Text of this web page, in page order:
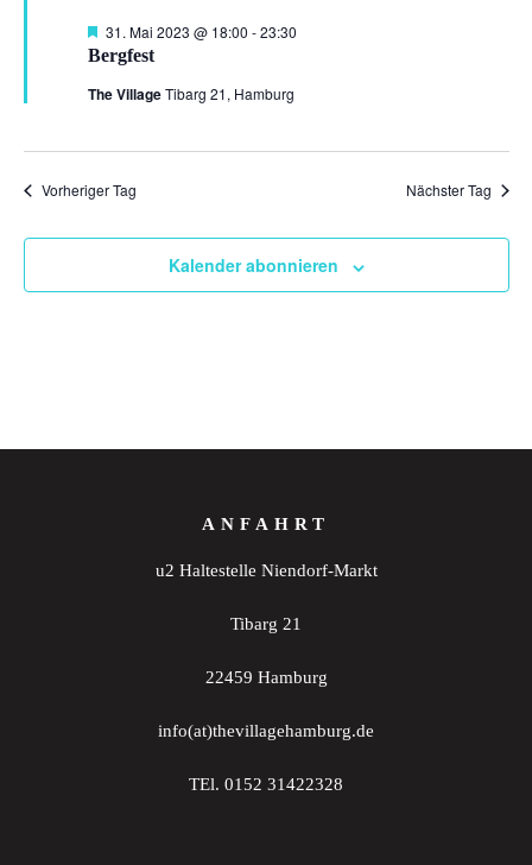
Bergfest
Hervorgehoben
31. Mai 2023 @ 18:00 -23:30
The VillageTibarg 21, Hamburg
Vorheriger Tag Nächster Tag
Kalender abonnieren
ANFAHRT
u2 Haltestelle Niendorf-Markt
Tibarg 21
22459 Hamburg
info(at)thevillagehamburg.de
TEl. 0152 31422328